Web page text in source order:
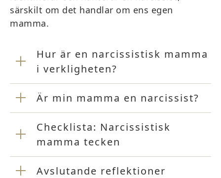
särskilt om det handlar om ens egen
mamma.
Hur är en narcissistisk mamma
i verkligheten?
Är min mamma en narcissist?
Checklista: Narcissistisk
mamma tecken
Avslutande reflektioner